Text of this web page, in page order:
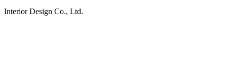
Interior Design Co., Ltd.